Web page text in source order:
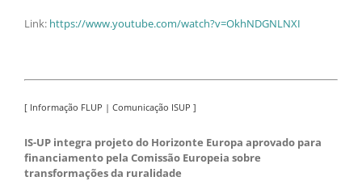
Link: https://www.youtube.com/watch?v=OkhNDGNLNXI
[ Informação FLUP | Comunicação ISUP ]
IS-UP integra projeto do Horizonte Europa aprovado para
financiamento pela Comissão Europeia sobre
transformações da ruralidade